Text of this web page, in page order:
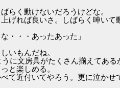
らく動けないだろうけどな。
げれば良いさ。しばらく呻いて
・・・あったあった」
いもんだね。
に文房具がたくさん揃えてある
と楽しめる。
て近付いてやろう。更に泣かせ